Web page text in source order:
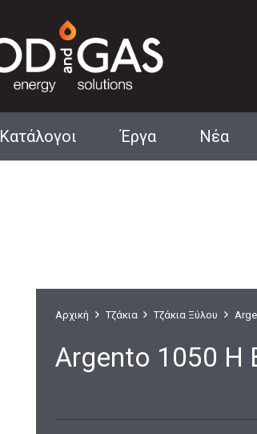
Κατάλογοι Έργα Νέα
Αρχική Τζάκια Τζάκια Ξύλου
Argento 1050 H